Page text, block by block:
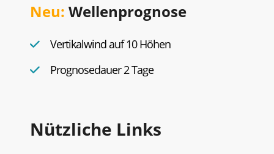
Neu:Wellenprognose
Vertikalwind auf 10 Höhen
Prognosedauer 2 Tage
Nützliche Links